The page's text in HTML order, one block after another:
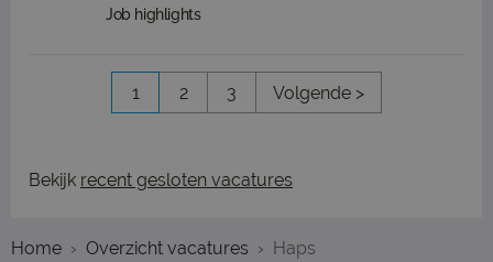
Job highlights
1 2 3 Volgende >
Bekijk recent gesloten vacatures
Home Overzicht vacatures Haps